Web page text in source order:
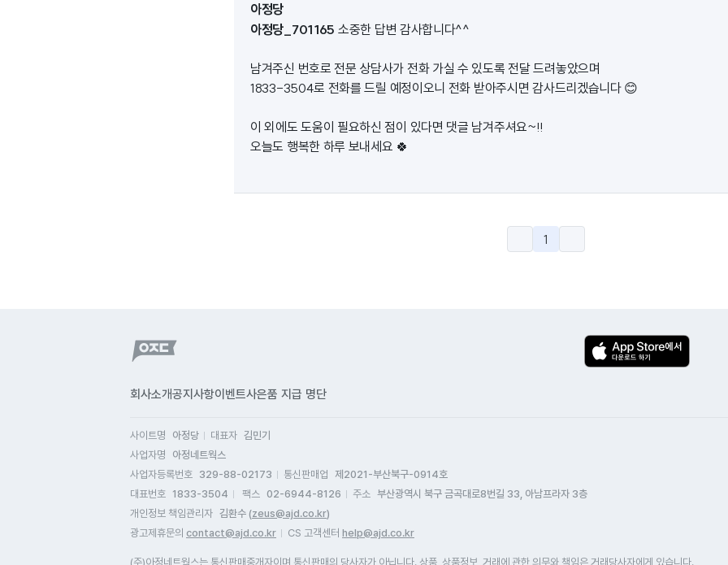
아정당
아정당_701165 소중한 답변 감사합니다^^
남겨주신 번호로 전문 상담사가 전화 가실 수 있도록 전달 드려놓았으며
1833-3504로 전화를 드릴 예정이오니 전화 받아주시면 감사드리겠습니다 😊
이 외에도 도움이 필요하신 점이 있다면 댓글 남겨주셔요~!!
오늘도 행복한 하루 보내세요 🍀
1
회사소개공지사항이벤트사은품 지급 명단
사이트명 아정당 대표자 김민기
사업자명
아정네트웍스
사업자등록번호 329-88-02173 통신판매업
제2021-부산북구-0914호
대표번호 1833-3504 팩스 02-6944-8126 주소 부산광역시 북구 금곡대로8번길 33, 아남프라자 3층
개인정보 책임관리자 김환수 (zeus@ajd.co.kr)
광고제휴문의 contact@ajd.co.kr CS 고객센터 help@ajd.co.kr
(주)아정네트웍스는 통신판매중개자이며 통신판매의 당사자가 아닙니다. 상품, 상품정보, 거래에 관한 의무와 책임은 거래당사자에게 있습니다.